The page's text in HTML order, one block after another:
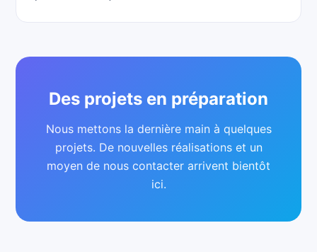
Des projets en préparation
Nous mettons la dernière main à quelques
projets. De nouvelles réalisations et un
moyen de nous contacter arrivent bientôt
ici.